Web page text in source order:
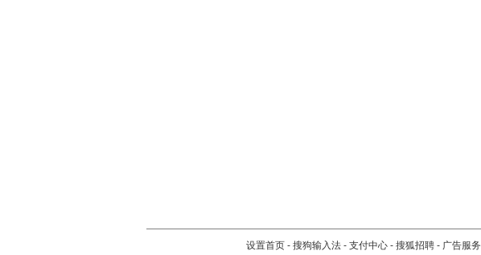
设置首页 - 搜狗输入法 - 支付中心 - 搜狐招聘 - 广告服务